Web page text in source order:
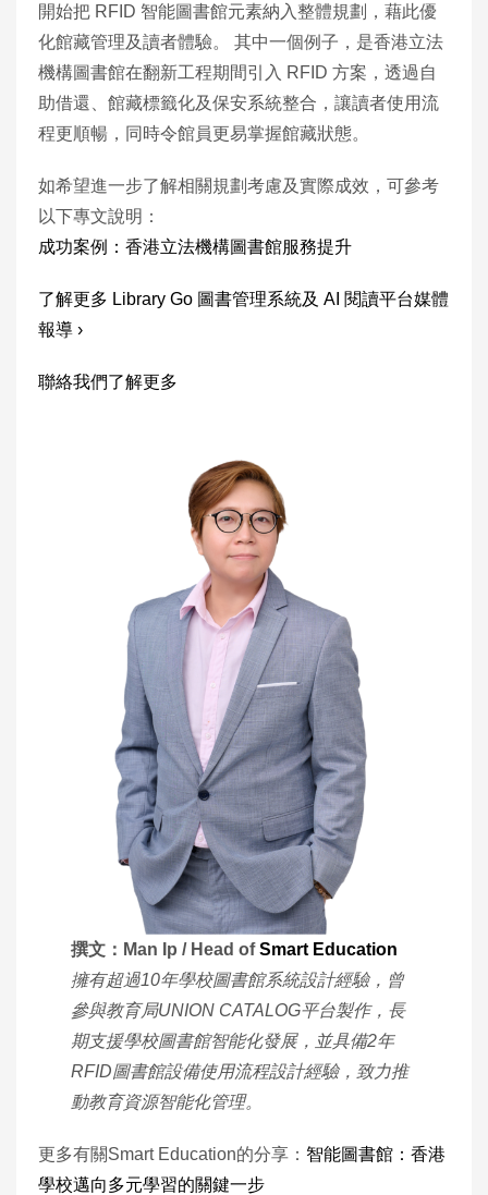
開始把 RFID 智能圖書館元素納入整體規劃，藉此優
化館藏管理及讀者體驗。 其中一個例子，是香港立法
機構圖書館在翻新工程期間引入 RFID 方案，透過自
助借還、館藏標籤化及保安系統整合，讓讀者使用流
程更順暢，同時令館員更易掌握館藏狀態。
如希望進一步了解相關規劃考慮及實際成效，可參考
以下專文說明：
成功案例：香港立法機構圖書館服務提升
了解更多 Library Go 圖書管理系統及 AI 閱讀平台媒體
報導 ›
聯絡我們了解更多
撰文：Man Ip / Head ofSmart Education
擁有超過10年學校圖書館系統設計經驗，曾
參與教育局UNION CATALOG平台製作，長
期支援學校圖書館智能化發展，並具備2年
RFID圖書館設備使用流程設計經驗，致力推
動教育資源智能化管理。
更多有關Smart Education的分享： 智能圖書館：香港
學校邁向多元學習的關鍵一步